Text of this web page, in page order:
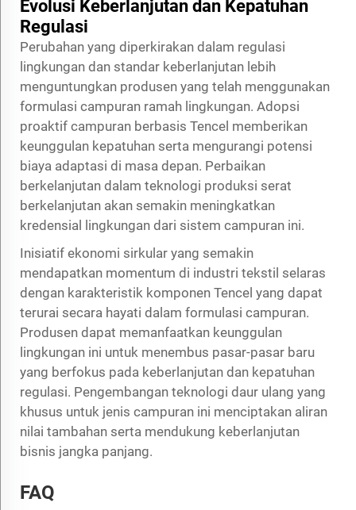
Evolusi Keberlanjutan dan Kepatuhan
Regulasi
Perubahan yang diperkirakan dalam regulasi
lingkungan dan standar keberlanjutan lebih
menguntungkan produsen yang telah menggunakan
formulasi campuran ramah lingkungan. Adopsi
proaktif campuran berbasis Tencel memberikan
keunggulan kepatuhan serta mengurangi potensi
biaya adaptasi di masa depan. Perbaikan
berkelanjutan dalam teknologi produksi serat
berkelanjutan akan semakin meningkatkan
kredensial lingkungan dari sistem campuran ini.
Inisiatif ekonomi sirkular yang semakin
mendapatkan momentum di industri tekstil selaras
dengan karakteristik komponen Tencel yang dapat
terurai secara hayati dalam formulasi campuran.
Produsen dapat memanfaatkan keunggulan
lingkungan ini untuk menembus pasar-pasar baru
yang berfokus pada keberlanjutan dan kepatuhan
regulasi. Pengembangan teknologi daur ulang yang
khusus untuk jenis campuran ini menciptakan aliran
nilai tambahan serta mendukung keberlanjutan
bisnis jangka panjang.
FAQ